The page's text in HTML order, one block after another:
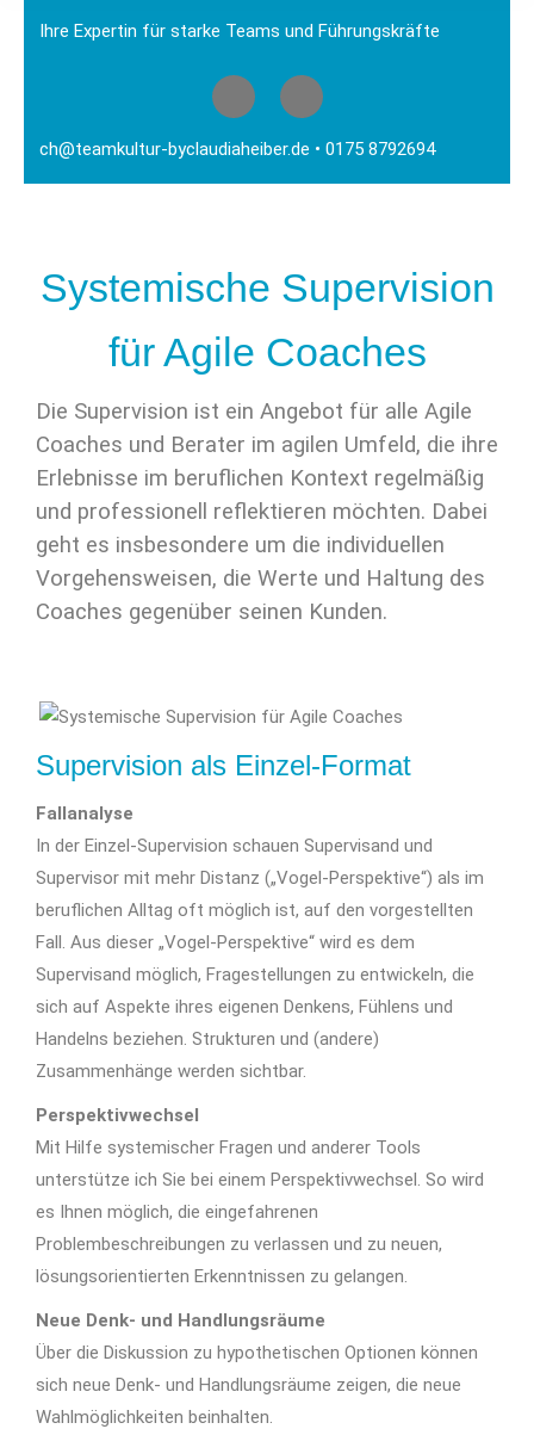
Ihre Expertin für starke Teams und Führungskräfte
ch@teamkultur-byclaudiaheiber.de • 0175 8792694
Systemische Supervision
für Agile Coaches
Die Supervision ist ein Angebot für alle Agile
Coaches und Berater im agilen Umfeld, die ihre
Erlebnisse im beruflichen Kontext regelmäßig
und professionell reflektieren möchten. Dabei
geht es insbesondere um die individuellen
Vorgehensweisen, die Werte und Haltung des
Coaches gegenüber seinen Kunden.
Supervision als Einzel-Format
Fallanalyse
In der Einzel-Supervision schauen Supervisand und
Supervisor mit mehr Distanz („Vogel-Perspektive“) als im
beruflichen Alltag oft möglich ist, auf den vorgestellten
Fall. Aus dieser „Vogel-Perspektive“ wird es dem
Supervisand möglich, Fragestellungen zu entwickeln, die
sich auf Aspekte ihres eigenen Denkens, Fühlens und
Handelns beziehen. Strukturen und (andere)
Zusammenhänge werden sichtbar.
Perspektivwechsel
Mit Hilfe systemischer Fragen und anderer Tools
unterstütze ich Sie bei einem Perspektivwechsel. So wird
es Ihnen möglich, die eingefahrenen
Problembeschreibungen zu verlassen und zu neuen,
lösungsorientierten Erkenntnissen zu gelangen.
Neue Denk- und Handlungsräume
Über die Diskussion zu hypothetischen Optionen können
sich neue Denk- und Handlungsräume zeigen, die neue
Wahlmöglichkeiten beinhalten.